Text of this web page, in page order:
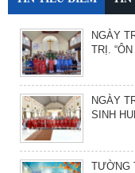
NGÀY
TRỊ.
NGÀY
SINH
TƯỜNG